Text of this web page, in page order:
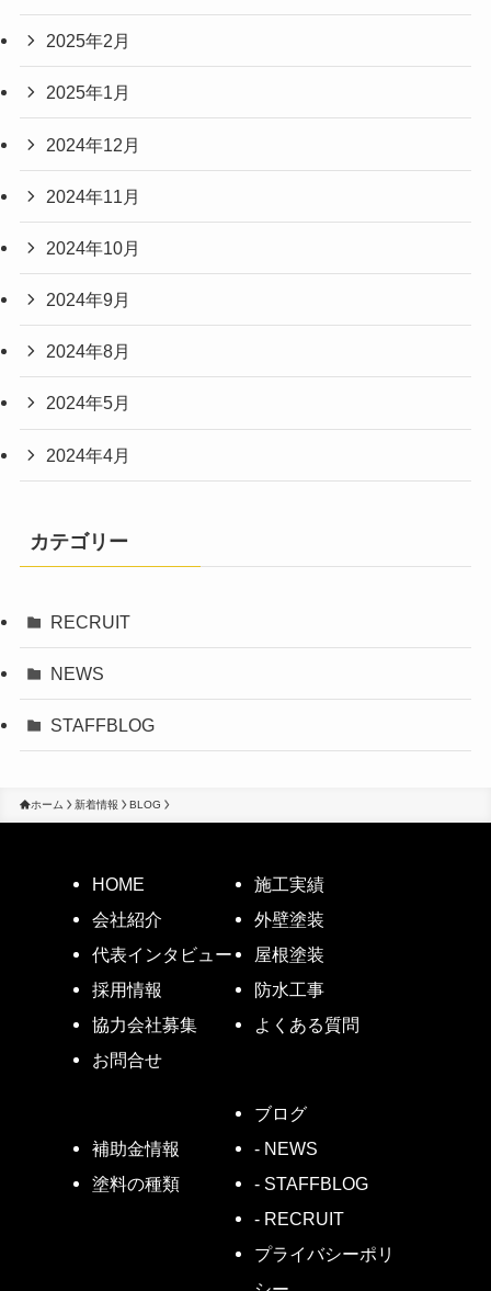
2025年2月
2025年1月
2024年12月
2024年11月
2024年10月
2024年9月
2024年8月
2024年5月
2024年4月
カテゴリー
RECRUIT
NEWS
STAFFBLOG
ホーム 新着情報 BLOG
HOME
会社紹介
代表インタビュー
採用情報
協力会社募集
お問合せ
施工実績
外壁塗装
屋根塗装
防水工事
よくある質問
補助金情報
塗料の種類
ブログ
- NEWS
- STAFFBLOG
- RECRUIT
プライバシーポリ